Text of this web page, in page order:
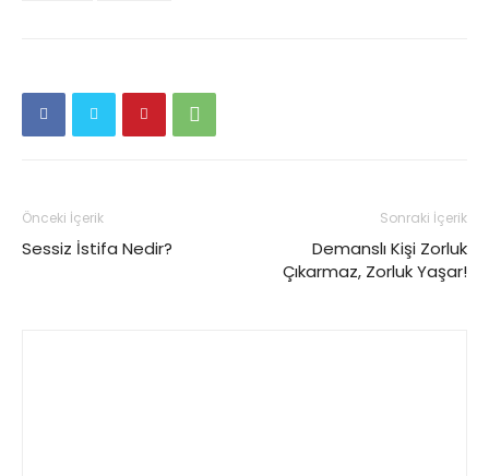
Önceki İçerik
Sessiz İstifa Nedir?
Sonraki İçerik
Demanslı Kişi Zorluk
Çıkarmaz, Zorluk Yaşar!